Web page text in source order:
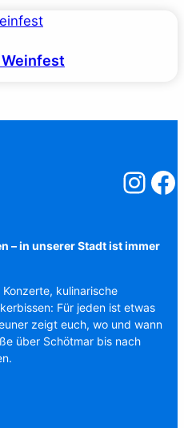
Weinfest
– in unserer Stadt ist immer
kulinarische
Für jeden ist etwas
zeigt euch, wo und wann
über Schötmar bis nach